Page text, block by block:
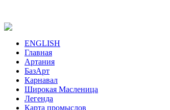
ENGLISH
Главная
Артания
БазАрт
Карнавал
Широкая Масленица
Легенда
Карта промыслов